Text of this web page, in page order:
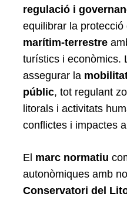
regulació i
equilibrar la protecció
marítim-terrestre
turístics i econòmics.
assegurar la
públic, tot regulant
litorals i activitats
conflictes i impactes
El marc normatiu
autonòmiques amb
Conservatori del